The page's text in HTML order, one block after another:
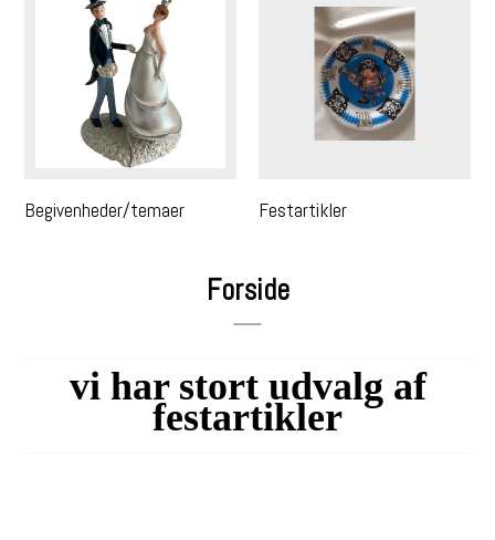
Begivenheder/temaer Festartikler
Forside
vi har stort udvalg af
festartikler